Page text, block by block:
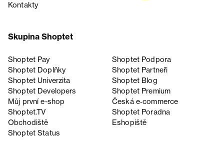
Kontakty
Skupina Shoptet
Shoptet Pay
Shoptet Podpora
Shoptet Doplňky
Shoptet Partneři
Shoptet Univerzita
Shoptet Blog
Shoptet Developers
Shoptet Premium
Můj první e-shop
Česká e‑commerce
Shoptet.TV
Shoptet Poradna
Obchodiště
Eshopiště
Shoptet Status